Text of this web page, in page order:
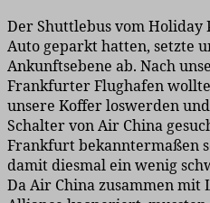
Der Shuttlebus vom
Auto geparkt hatten, setzte
Ankunftsebene ab. Nach
Frankfurter Flughafen
unsere Koffer loswerden
Schalter von Air China
Frankfurt bekanntermaßen
damit diesmal ein wenig
Da Air China zusammen mit